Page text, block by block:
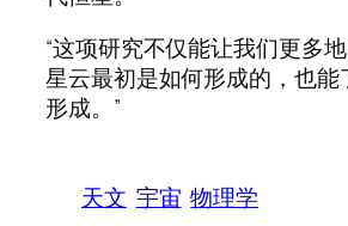
“这项研究不仅能让我们更多
星云最初是如何形成的，也能
形成。”
天文 宇宙 物理学